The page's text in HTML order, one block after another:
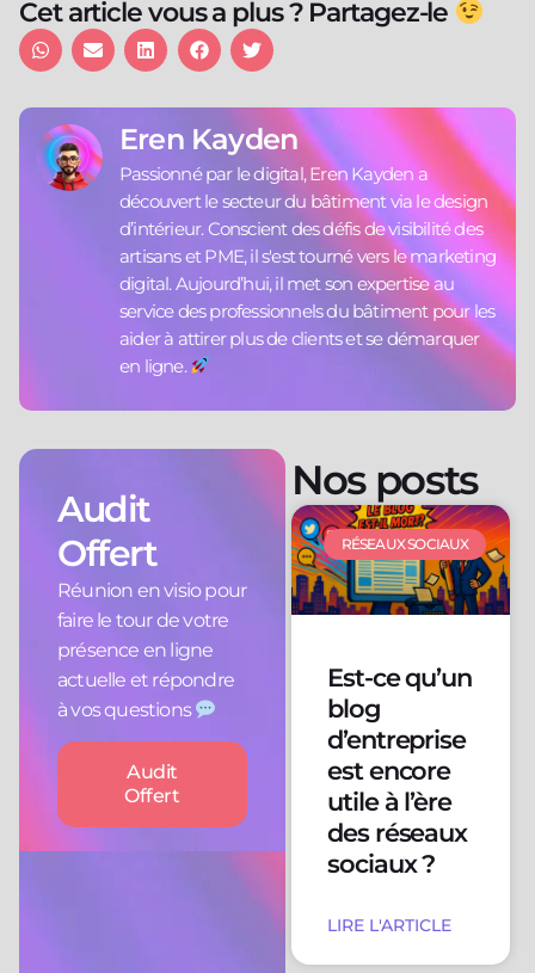
Cet article vous a plus ? Partagez-le
Eren Kayden
Passionné par le digital, Eren Kayden a
découvert le secteur du bâtiment via le design
d’intérieur. Conscient des défis de visibilité des
artisans et PME, il s'est tourné vers le marketing
digital. Aujourd’hui, il met son expertise au
service des professionnels du bâtiment pour les
aider à attirer plus de clients et se démarquer
en ligne.
Audit
Offert
Réunion en visio pour
faire le tour de votre
présence en ligne
actuelle et répondre
à vos questions
Audit
Offert
Nos posts
RÉSEAUX SOCIAUX
Est-ce qu’un
blog
d’entreprise
est encore
utile à l’ère
des réseaux
sociaux ?
LIRE L'ARTICLE